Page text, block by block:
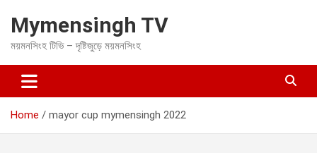
t
c
Mymensingh TV
ময়মনসিংহ টিভি – দৃষ্টিজুড়ে ময়মনসিংহ
Home mayor cup mymensingh 2022